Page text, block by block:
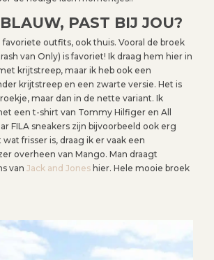
PAST BIJ JOU?
favoriete outfits, ook thuis. Vooral de broek
van Only) is favoriet! Ik draag hem hier in
krijtstreep, maar ik heb ook een
krijtstreep en een zwarte versie. Het is
maar dan in de nette variant. Ik
een t-shirt van Tommy Hilfiger en All
FILA sneakers zijn bijvoorbeeld ook erg
frisser is, draag ik er vaak een
overheen van Mango. Man draagt
van Jack and Jones hier. Hele mooie broek